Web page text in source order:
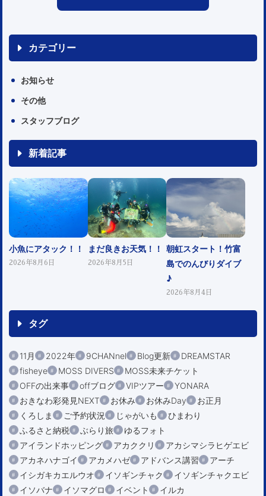
カテゴリー
お知らせ
その他
スタッフブログ
新着記事
小魚にアタック！！
2026年8月6日
まだ良きお天気！！
2026年8月5日
朝虹スタート！竹富
島でのんびりダイブ
♪
2026年8月4日
タグ
11月 2022年 9CHANnel Blog更新
DREAMSTAR
fisheye
MOSS DIVERS
MOSS未来チケット
OFFの出来事
offブログ VIPツアー
YONARA
おきなわ彩発見NEXT
お休み お休みDay
お正月
くろしま
ご予約状況 じゃがいも
ひまわり
ふるさと納税
ぶらり旅
ゆるフォト
アイランドホッピング
アカククリ
アカシマシラヒゲエビ
アカネハナゴイ
アカメハゼ アドバンス講習
アーチ
イシガキカエルウオ
イソギンチャク
イソギンチャクエビ
イソバナ
イソマグロ イベント
イルカ